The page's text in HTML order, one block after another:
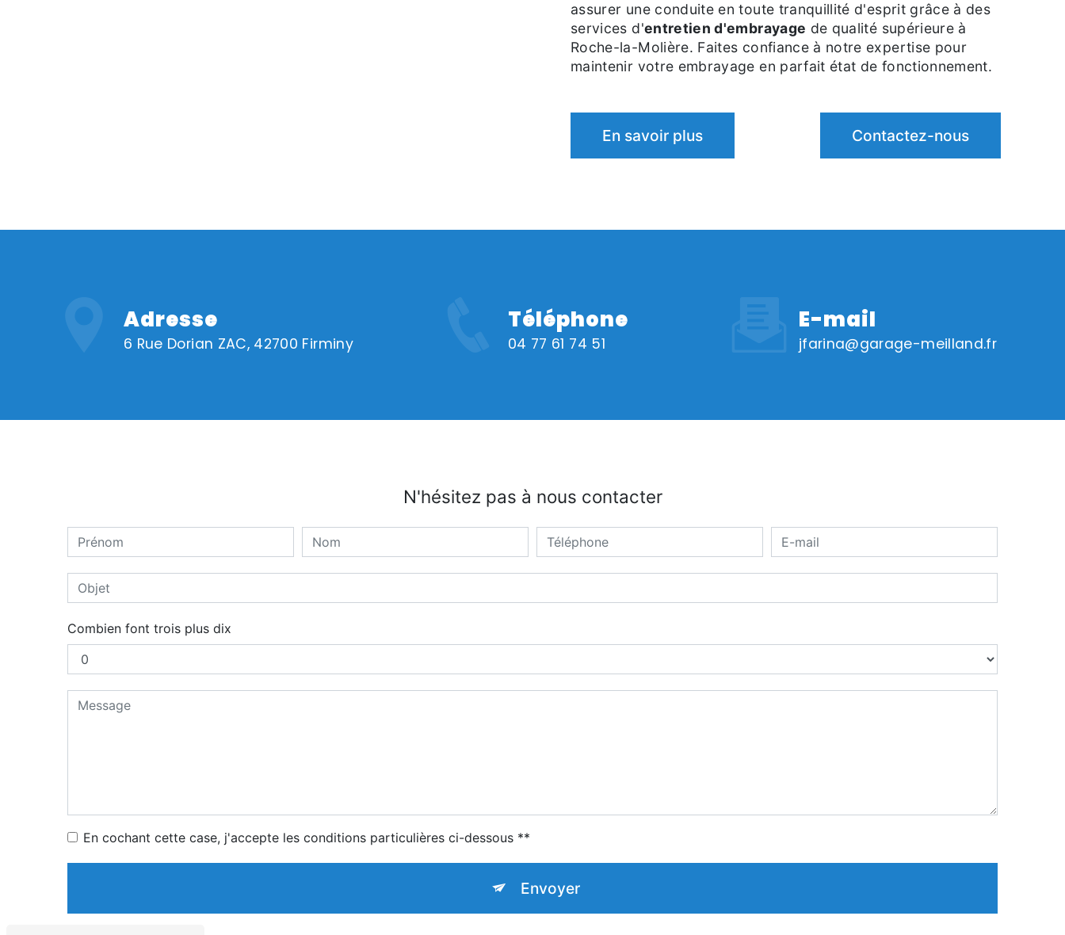
assurer une conduite en toute tranquillité d'esprit grâce à des
services d'entretien d'embrayage de qualité supérieure à
Roche-la-Molière. Faites confiance à notre expertise pour
maintenir votre embrayage en parfait état de fonctionnement.
En savoir plus Contactez-nous
Adresse
6 Rue Dorian ZAC, 42700 Firminy
Téléphone
04 77 61 74 51
E-mail
jfarina@garage-meilland.fr
N'hésitez pas à nous contacter
Combien font trois plus dix
En cochant cette case, j'accepte les conditions particulières ci-dessous **
Envoyer